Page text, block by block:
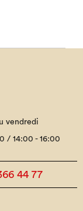
vendredi
/ 14:00 - 16:00
44 77